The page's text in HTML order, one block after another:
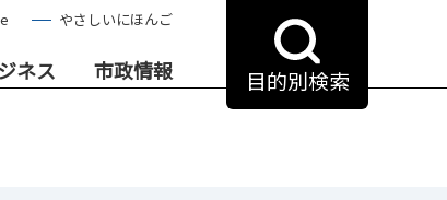
やさしいにほんご
ネス 市政情報 目的別検索